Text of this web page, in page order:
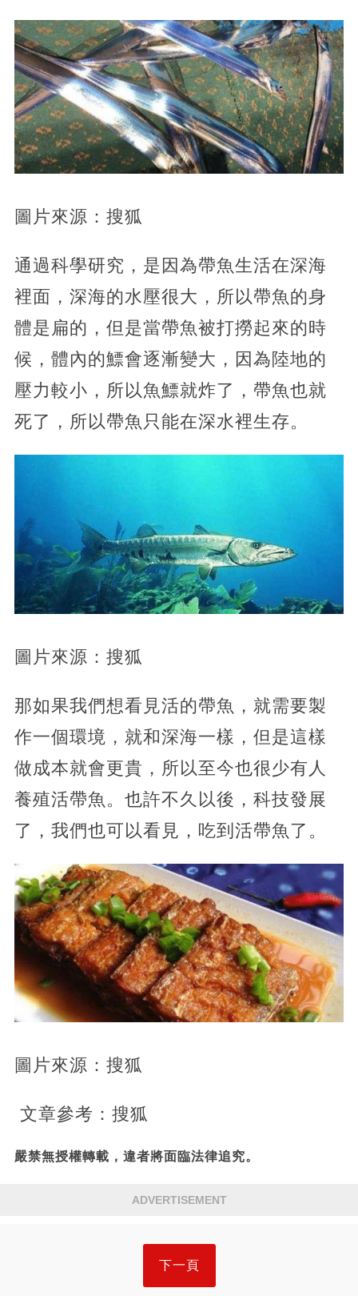
圖片來源：搜狐
通過科學研究，是因為帶魚生活在深海
裡面，深海的水壓很大，所以帶魚的身
體是扁的，但是當帶魚被打撈起來的時
候，體內的鰾會逐漸變大，因為陸地的
壓力較小，所以魚鰾就炸了，帶魚也就
死了，所以帶魚只能在深水裡生存。
圖片來源：搜狐
那如果我們想看見活的帶魚，就需要製
作一個環境，就和深海一樣，但是這樣
做成本就會更貴，所以至今也很少有人
養殖活帶魚。也許不久以後，科技發展
了，我們也可以看見，吃到活帶魚了。
圖片來源：搜狐
文章參考：搜狐
嚴禁無授權轉載，違者將面臨法律追究。
ADVERTISEMENT
下一頁